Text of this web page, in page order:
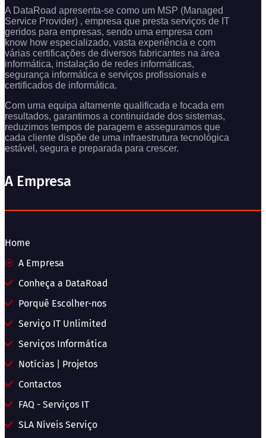
A DataRoad apresenta-se como um MSP (Managed
Service Provider) , empresa que presta serviços de IT
geridos para empresas, sendo uma empresa com
know how especializado, vasta experiência e com
várias certificações de diversos fabricantes na área
informática, instalação de redes informáticas,
segurança informática e serviços profissionais e
certificados de informática.
Com uma equipa altamente qualificada e focada em
resultados, garantimos a continuidade dos sistemas,
reduzimos tempos de paragem e asseguramos que
cada cliente dispõe de uma infraestrutura tecnológica
estável, segura e preparada para crescer.
A Empresa
Home
A Empresa
Conheça a DataRoad
Porquê Escolher-nos
Serviço IT Unlimited
Serviços Informática
Notícias | Projetos
Contactos
FAQ - Serviços IT
SLA Níveis Serviço